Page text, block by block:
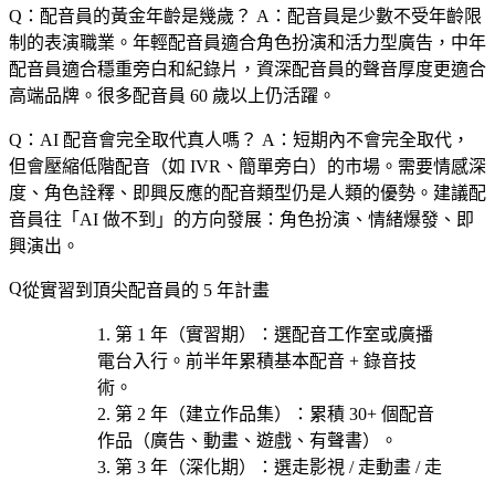
Q：配音員的黃金年齡是幾歲？ A：配音員是少數不受年齡限
制的表演職業。年輕配音員適合角色扮演和活力型廣告，中年
配音員適合穩重旁白和紀錄片，資深配音員的聲音厚度更適合
高端品牌。很多配音員 60 歲以上仍活躍。
Q：AI 配音會完全取代真人嗎？ A：短期內不會完全取代，
但會壓縮低階配音（如 IVR、簡單旁白）的市場。需要情感深
度、角色詮釋、即興反應的配音類型仍是人類的優勢。建議配
音員往「AI 做不到」的方向發展：角色扮演、情緒爆發、即
興演出。
從實習到頂尖配音員的 5 年計畫
第 1 年（實習期） ：選配音工作室或廣播
電台 入行。前半年累積基本配音 + 錄音技
術。
第 2 年（建立作品集）
：累積 30+ 個配音
作品（廣告、動畫、遊戲、有聲書）。
第 3 年（深化期）
：選走影視 / 走動畫 / 走